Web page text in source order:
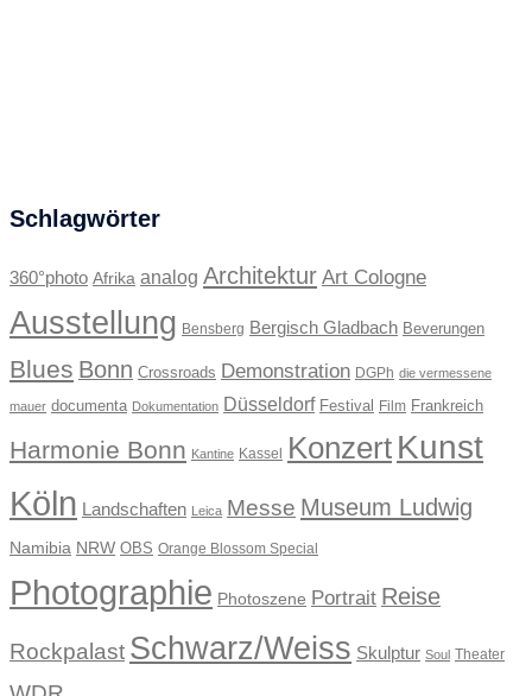
Schlagwörter
360°photo Afrika analog Architektur Art Cologne
Ausstellung Bensberg Bergisch Gladbach Beverungen
Blues Bonn Crossroads Demonstration DGPh die vermessene
mauer documenta Dokumentation Düsseldorf Festival Film Frankreich
Harmonie Bonn Kantine Kassel Konzert Kunst
Köln Landschaften Leica Messe Museum Ludwig
Namibia NRW OBS Orange Blossom Special
Photographie Photoszene Portrait Reise
Rockpalast Schwarz/Weiss Skulptur Soul Theater